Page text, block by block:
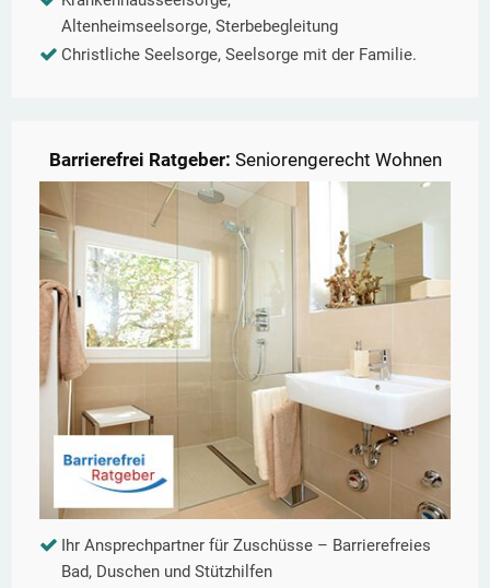
Altenheimseelsorge, Sterbebegleitung
Christliche Seelsorge, Seelsorge mit der Familie.
Barrierefrei Ratgeber: Seniorengerecht Wohnen
Ihr Ansprechpartner für Zuschüsse – Barrierefreies
Bad, Duschen und Stützhilfen